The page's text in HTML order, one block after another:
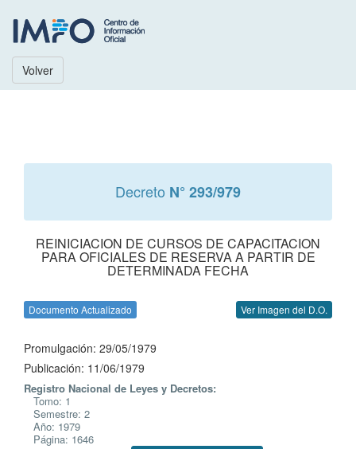
Volver
Decreto N° 293/979
REINICIACION DE CURSOS DE CAPACITACION
PARA OFICIALES DE RESERVA A PARTIR DE
DETERMINADA FECHA
Documento Actualizado Ver Imagen del D.O.
Promulgación: 29/05/1979
Publicación: 11/06/1979
Registro Nacional de Leyes y Decretos:
Tomo: 1
Semestre: 2
Año: 1979
Página: 1646